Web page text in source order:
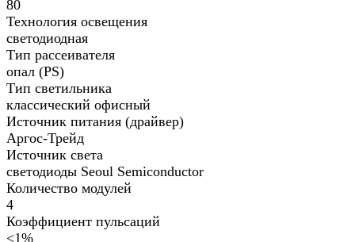
80
Технология освещения
светодиодная
Тип рассеивателя
опал (PS)
Тип светильника
классический офисный
Источник питания (драйвер)
Аргос-Трейд
Источник света
светодиоды Seoul Semiconductor
Количество модулей
4
Коэффициент пульсаций
<1%